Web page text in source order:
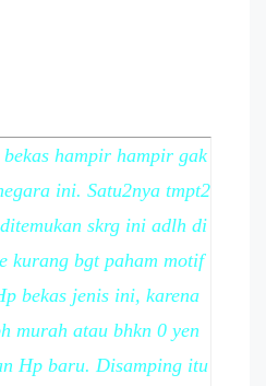
hampir hampir gak
ini. Satu2nya tmpt2
skrg ini adlh di
kurang bgt paham motif
bekas jenis ini, karena
murah atau bhkn 0 yen
Hp baru. Disamping itu